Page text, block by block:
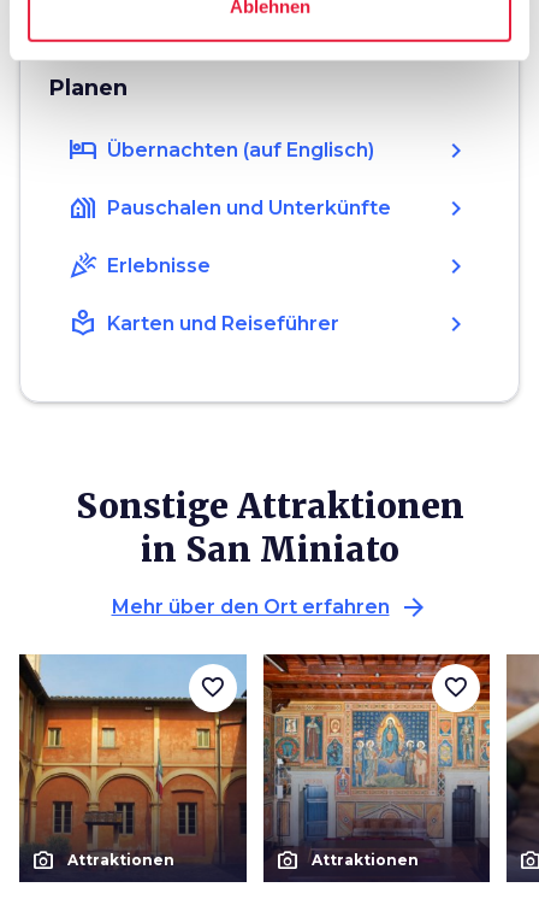
Ablehnen
Planen
hotel Übernachten (auf Englisch) chevron_right
holiday_village Pauschalen und Unterkünfte chevron_right
celebration Erlebnisse chevron_right
local_library Karten und Reiseführer chevron_right
Sonstige Attraktionen
in San Miniato
Mehr über den Ort erfahren arrow_forward
photo_camera Attraktionen
favorite_border
photo_camera Attraktionen
favorite_border